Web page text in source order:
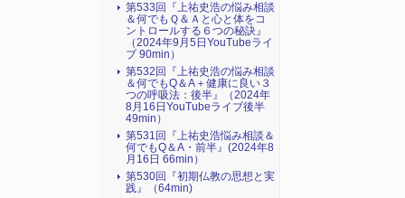
第533回『上祐史浩の悩み相談
＆何でもＱ＆Ａと心と体をコ
ントロールする６つの秘訣』
（2024年9月5日YouTubeライ
ブ 90min）
第532回『上祐史浩の悩み相談
＆何でもQ＆A＋健康に良い３
つの呼吸法：後半』（2024年
8月16日YouTubeライブ後半
49min）
第531回『上祐史浩悩み相談＆
何でもQ＆A・前半』(2024年8
月16日 66min）
第530回『初期仏教の思想と実
践』（64min)